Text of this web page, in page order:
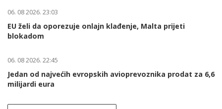
06. 08 2026. 23:03
EU želi da oporezuje onlajn klađenje, Malta prijeti
blokadom
06. 08 2026. 22:45
Jedan od najvećih evropskih avioprevoznika prodat za 6,6
milijardi eura